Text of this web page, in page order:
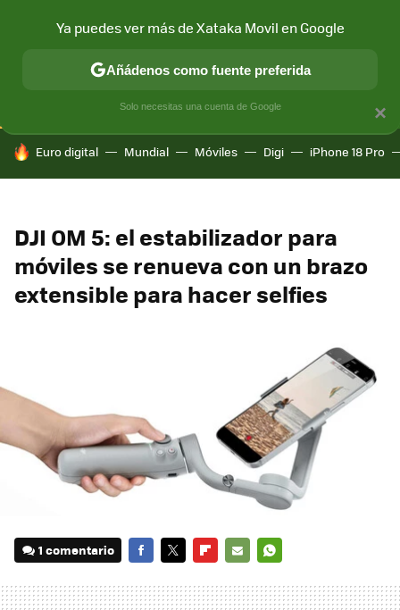
CONECTIVIDAD MÓVIL Y SOCIEDAD APLICACIONES
HOY SE HABLA DE
Euro digital Mundial Móviles Digi iPhone 18 Pro
DJI OM 5: el estabilizador para
móviles se renueva con un brazo
extensible para hacer selfies
1 comentario
MAIL
×
Ya puedes ver más de Xataka Movil en Google
Añádenos como fuente preferida
Solo necesitas una cuenta de Google